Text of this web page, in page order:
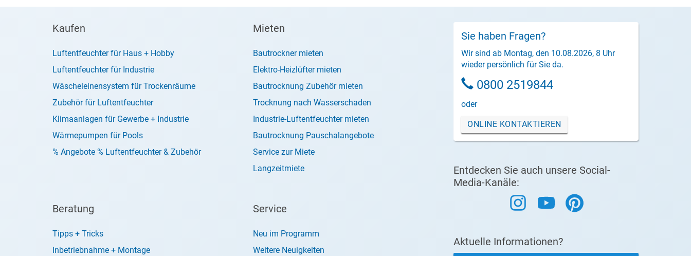
Kaufen
Luftentfeuchter für Haus + Hobby
Luftentfeuchter für Industrie
Wäscheleinensystem für Trockenräume
Zubehör für Luftentfeuchter
Klimaanlagen für Gewerbe + Industrie
Wärmepumpen für Pools
% Angebote % Luftentfeuchter & Zubehör
Mieten
Bautrockner mieten
Elektro-Heizlüfter mieten
Bautrocknung Zubehör mieten
Trocknung nach Wasserschaden
Industrie-Luftentfeuchter mieten
Bautrocknung Pauschalangebote
Service zur Miete
Langzeitmiete
Beratung
Tipps + Tricks
Inbetriebnahme + Montage
Service
Neu im Programm
Weitere Neuigkeiten
Sie haben Fragen?
Wir sind ab Montag, den 10.08.2026, 8 Uhr
wieder persönlich für Sie da.
0800 2519844
oder
ONLINE KONTAKTIEREN
Entdecken Sie auch unsere Social-
Media-Kanäle:
Aktuelle Informationen?